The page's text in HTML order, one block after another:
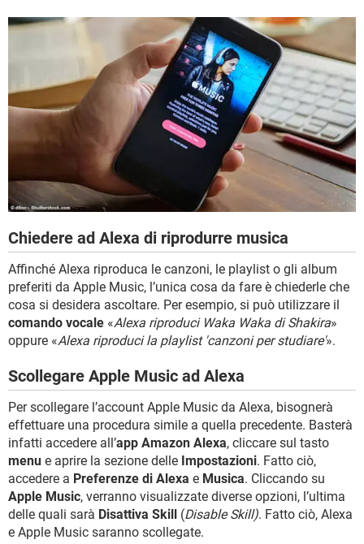
Chiedere ad Alexa di riprodurre musica
Affinché Alexa riproduca le canzoni, le playlist o gli album
preferiti da Apple Music, l’unica cosa da fare è chiederle che
cosa si desidera ascoltare. Per esempio, si può utilizzare il
comando vocale «Alexa riproduci Waka Waka di Shakira»
oppure «Alexa riproduci la playlist 'canzoni per studiare'».
Scollegare Apple Music ad Alexa
Per scollegare l’account Apple Music da Alexa, bisognerà
effettuare una procedura simile a quella precedente. Basterà
infatti accedere all’app Amazon Alexa, cliccare sul tasto
menu e aprire la sezione delle Impostazioni. Fatto ciò,
accedere a Preferenze di Alexa e Musica. Cliccando su
Apple Music, verranno visualizzate diverse opzioni, l’ultima
delle quali sarà Disattiva Skill (Disable Skill). Fatto ciò, Alexa
e Apple Music saranno scollegate.